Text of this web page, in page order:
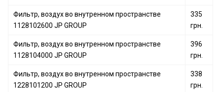
Фильтр, воздух во внутренном пространстве
1128102600 JP GROUP
335
грн.
Фильтр, воздух во внутренном пространстве
1128104000 JP GROUP
396
грн.
Фильтр, воздух во внутренном пространстве
1228101200 JP GROUP
338
грн.